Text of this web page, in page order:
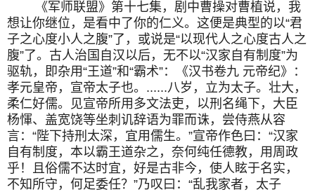
《军师联盟》第十七集，剧中曹操对曹植说，我
想让你继位，是看中了你的仁义。这便是典型的以“君
子之心度小人之腹”了，或说是“以现代人之心度古人之
腹”了。古人治国自汉以后，无不以“汉家自有制度”为
驱轨，即杂用“王道”和“霸术”：《汉书卷九 元帝纪》：
孝元皇帝，宣帝太子也。......八岁，立为太子。壮大，
柔仁好儒。见宣帝所用多文法吏，以刑名绳下，大臣
杨惲、盖宽饶等坐刺讥辞语为罪而诛，尝侍燕从容
言：“陛下持刑太深，宜用儒生。”宣帝作色曰：“汉家
自有制度，本以霸王道杂之，奈何纯任德教，用周政
乎！且俗儒不达时宜，好是古非今，使人眩于名实，
不知所守，何足委任？”乃叹曰：“乱我家者，太子